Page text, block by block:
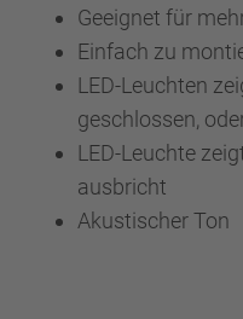
Geeignet für
Einfach zu
LED-Leuchten
geschlossen,
LED-Leuchte
ausbricht
Akustischer Ton